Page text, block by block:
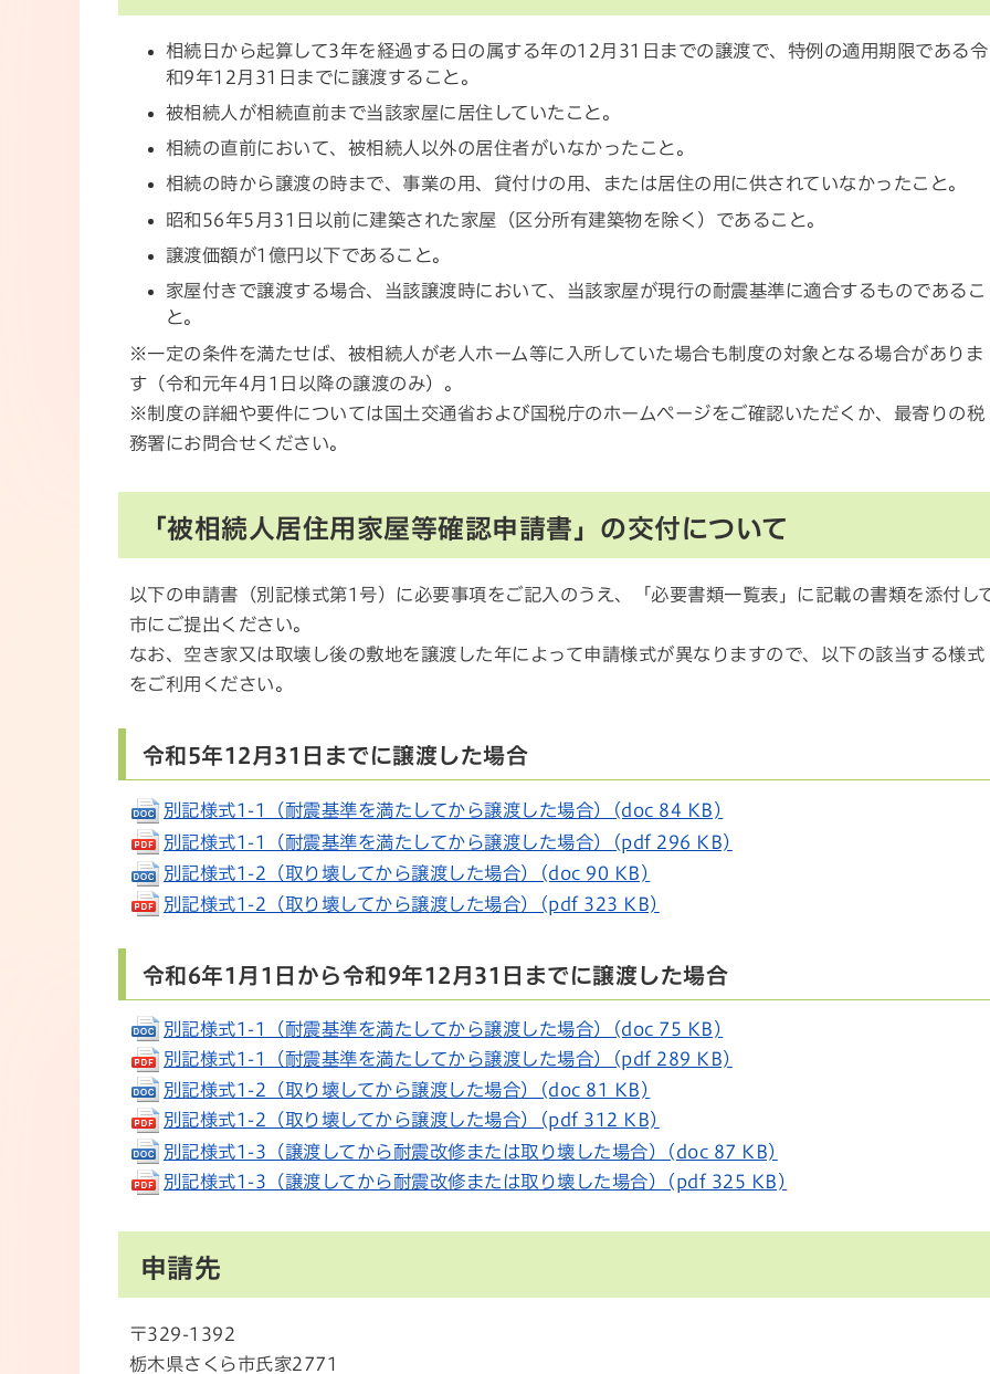
相続日から起算して3年を経過する日の属する年の12月31日までの譲渡で、特例の適用期限である令
和9年12月31日までに譲渡すること。
被相続人が相続直前まで当該家屋に居住していたこと。
相続の直前において、被相続人以外の居住者がいなかったこと。
相続の時から譲渡の時まで、事業の用、貸付けの用、または居住の用に供されていなかったこと。
昭和56年5月31日以前に建築された家屋（区分所有建築物を除く）であること。
譲渡価額が1億円以下であること。
家屋付きで譲渡する場合、当該譲渡時において、当該家屋が現行の耐震基準に適合するものであるこ
と。
※一定の条件を満たせば、被相続人が老人ホーム等に入所していた場合も制度の対象となる場合がありま
す（令和元年4月1日以降の譲渡のみ）。
※制度の詳細や要件については国土交通省および国税庁のホームページをご確認いただくか、最寄りの税
務署にお問合せください。
「被相続人居住用家屋等確認申請書」の交付について
以下の申請書（別記様式第1号）に必要事項をご記入のうえ、「必要書類一覧表」に記載の書類を添付し
市にご提出ください。
なお、空き家又は取壊し後の敷地を譲渡した年によって申請様式が異なりますので、以下の該当する様式
をご利用ください。
令和5年12月31日までに譲渡した場合
別記様式1-1（耐震基準を満たしてから譲渡した場合）(doc 84 KB)
別記様式1-1（耐震基準を満たしてから譲渡した場合）(pdf 296 KB)
別記様式1-2（取り壊してから譲渡した場合）(doc 90 KB)
別記様式1-2（取り壊してから譲渡した場合）(pdf 323 KB)
令和6年1月1日から令和9年12月31日までに譲渡した場合
別記様式1-1（耐震基準を満たしてから譲渡した場合）(doc 75 KB)
別記様式1-1（耐震基準を満たしてから譲渡した場合）(pdf 289 KB)
別記様式1-2（取り壊してから譲渡した場合）(doc 81 KB)
別記様式1-2（取り壊してから譲渡した場合）(pdf 312 KB)
別記様式1-3（譲渡してから耐震改修または取り壊した場合）(doc 87 KB)
別記様式1-3（譲渡してから耐震改修または取り壊した場合）(pdf 325 KB)
申請先
〒329-1392
栃木県さくら市氏家2771